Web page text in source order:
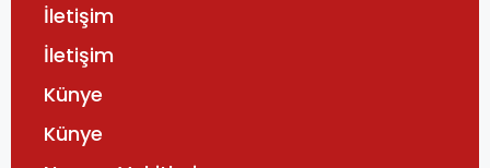
İletişim
İletişim
Künye
Künye